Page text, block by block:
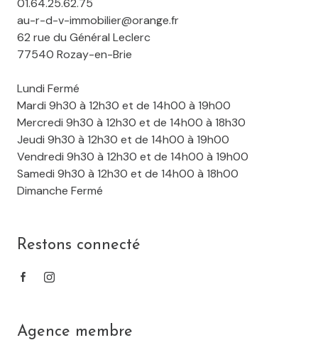
01.64.25.62.75
au-r-d-v-immobilier@orange.fr
62 rue du Général Leclerc
77540 Rozay-en-Brie
Lundi Fermé
Mardi 9h30 à 12h30 et de 14h00 à 19h00
Mercredi 9h30 à 12h30 et de 14h00 à 18h30
Jeudi 9h30 à 12h30 et de 14h00 à 19h00
Vendredi 9h30 à 12h30 et de 14h00 à 19h00
Samedi 9h30 à 12h30 et de 14h00 à 18h00
Dimanche Fermé
Restons connecté
Agence membre